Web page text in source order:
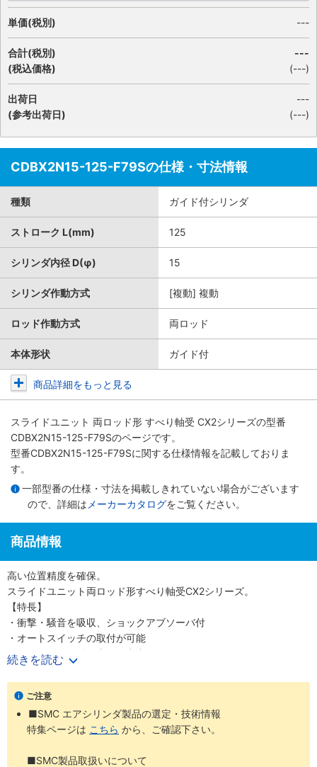
単価(税別) ---
合計(税別)
(税込価格)
---
(---)
出荷日
(参考出荷日)
---
(---)
CDBX2N15-125-F79Sの仕様・寸法情報
種類 ガイド付シリンダ
ストローク L(mm) 125
シリンダ内径 D(φ) 15
シリンダ作動方式 [複動] 複動
ロッド作動方式 両ロッド
本体形状 ガイド付
商品詳細をもっと見る
スライドユニット 両ロッド形 すべり軸受 CX2シリーズの型番
CDBX2N15-125-F79Sのページです。
型番CDBX2N15-125-F79Sに関する仕様情報を記載しておりま
す。
一部型番の仕様・寸法を掲載しきれていない場合がございます
ので、詳細は メーカーカタログをご覧ください。
商品情報
高い位置精度を確保。
スライドユニット両ロッド形すべり軸受CX2シリーズ。
【特長】
・衝撃・騒音を吸収、ショックアブソーバ付
・オートスイッチの取付が可能
・スムーズな作動と大きな出力
・取付固定はハウジング、プレート部のどちらでも可能
続きを読む
ご注意
■SMC エアシリンダ製品の選定・技術情報
特集ページは こちら から、ご確認下さい。
■SMC製品取扱いについて